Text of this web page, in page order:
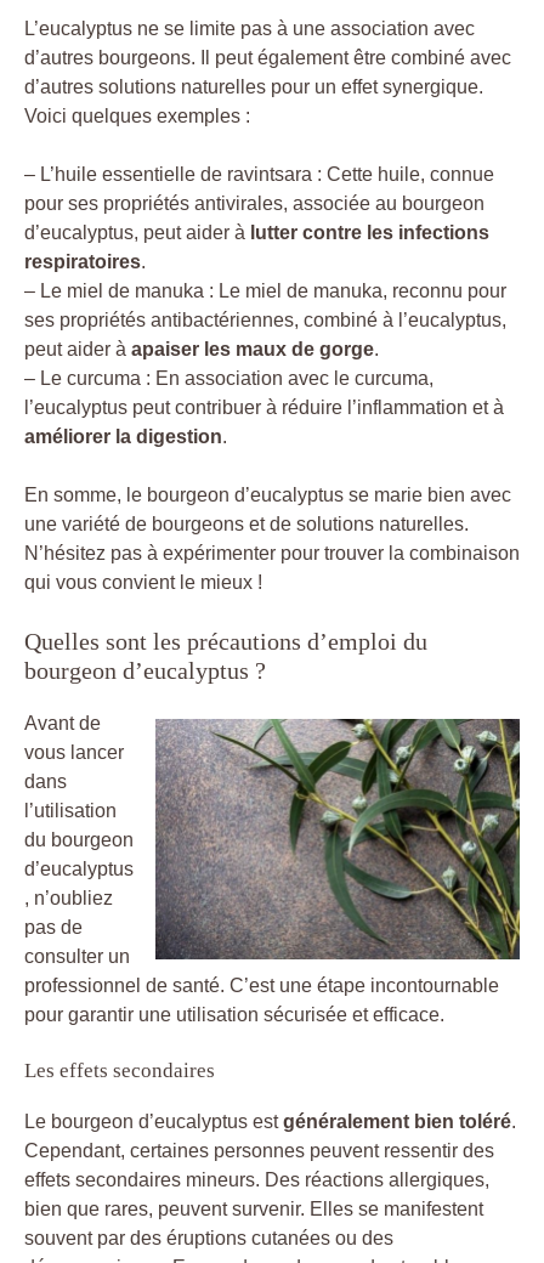
L’eucalyptus ne se limite pas à une association avec
d’autres bourgeons. Il peut également être combiné avec
d’autres solutions naturelles pour un effet synergique.
Voici quelques exemples :
– L’huile essentielle de ravintsara : Cette huile, connue
pour ses propriétés antivirales, associée au bourgeon
d’eucalyptus, peut aider à lutter contre les infections
respiratoires.
– Le miel de manuka : Le miel de manuka, reconnu pour
ses propriétés antibactériennes, combiné à l’eucalyptus,
peut aider à apaiser les maux de gorge.
– Le curcuma : En association avec le curcuma,
l’eucalyptus peut contribuer à réduire l’inflammation et à
améliorer la digestion.
En somme, le bourgeon d’eucalyptus se marie bien avec
une variété de bourgeons et de solutions naturelles.
N’hésitez pas à expérimenter pour trouver la combinaison
qui vous convient le mieux !
Quelles sont les précautions d’emploi du
bourgeon d’eucalyptus ?
Avant de
vous lancer
dans
l’utilisation
du bourgeon
d’eucalyptus
, n’oubliez
pas de
consulter un
professionnel de santé. C’est une étape incontournable
pour garantir une utilisation sécurisée et efficace.
Les effets secondaires
Le bourgeon d’eucalyptus estgénéralement bien toléré.
Cependant, certaines personnes peuvent ressentir des
effets secondaires mineurs. Des réactions allergiques,
bien que rares, peuvent survenir. Elles se manifestent
souvent par des éruptions cutanées ou des